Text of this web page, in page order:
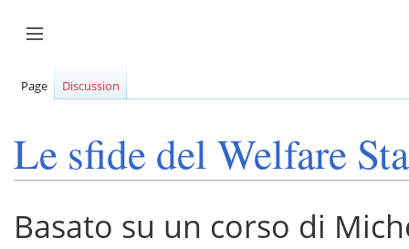
au Afficher / masquer la barre latérale
Page Discussion
Le sfide del Welfare
Basato su un corso di